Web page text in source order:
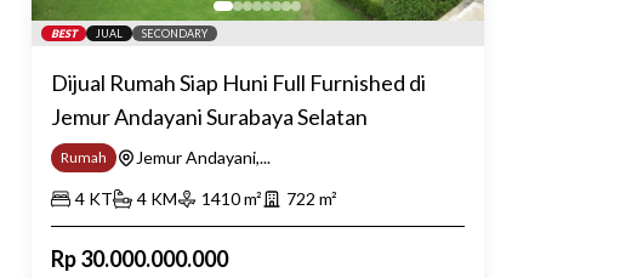
BEST JUAL SECONDARY
Dijual Rumah Siap Huni Full Furnished di
Jemur Andayani Surabaya Selatan
Rumah
Jemur Andayani,...
4KT 4KM 1410m² 722 m²
Rp30.000.000.000